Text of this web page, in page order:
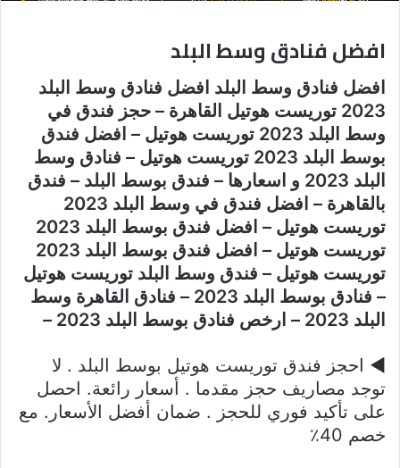
افضل فنادق وسط البلد
افضل فنادق وسط البلد افضل فنادق وسط البلد
2023 توريست هوتيل القاهرة – حجز فندق في
وسط البلد 2023 توريست هوتيل – افضل فندق
بوسط البلد 2023 توريست هوتيل – فنادق وسط
البلد 2023 و اسعارها – فندق بوسط البلد – فندق
بالقاهرة – افضل فندق في وسط البلد 2023
توريست هوتيل – افضل فندق بوسط البلد 2023
توريست هوتيل – افضل فندق بوسط البلد 2023
توريست هوتيل – فندق وسط البلد توريست هوتيل
– فنادق بوسط البلد 2023 – فنادق القاهرة وسط
البلد 2023 – ارخص فنادق بوسط البلد 2023 –
◀ احجز فندق توريست هوتيل بوسط البلد . لا
توجد مصاريف حجز مقدما . أسعار رائعة. احصل
على تأكيد فوري للحجز . ضمان أفضل الأسعار. مع
خصم 40٪